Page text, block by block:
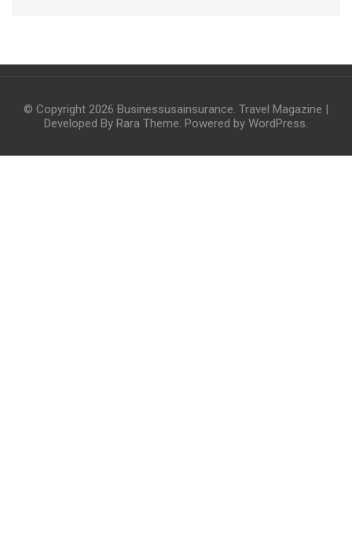
© Copyright 2026 Businessusainsurance. Travel Magazine |
Developed By Rara Theme. Powered by WordPress.